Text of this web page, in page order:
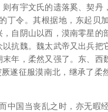
有宇文氏的遗落奚、契丹
丁令。其根据地，东起贝
自阴山以西，漠南零星的
抗魏。魏太武帝又出兵把
年，柔然又强了。东、西
遂征服漠南北，继承了柔
国当丧乱之时，亦无暇